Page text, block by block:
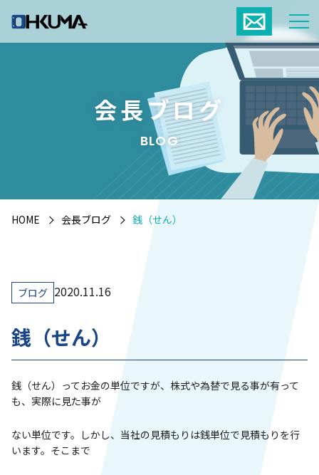
会長ブログ
BLOG
HOME 会長ブログ 銭（せん）
ブログ 2020.11.16
銭（せん）
銭（せん）ってお金の単位ですが、株式や為替で見る事が有って
も、実際に見た事が
ない単位です。しかし、当社の見積もりは銭単位で見積もりを行
います。そこまで